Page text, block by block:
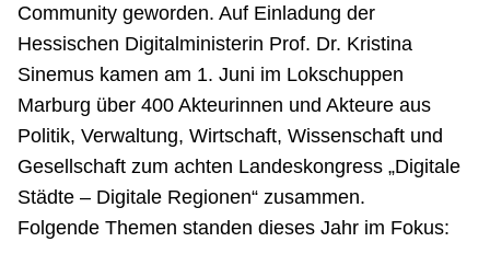
Communitygeworden. Auf Einladung der
Hessischen Digitalministerin Prof. Dr. Kristina
Sinemus kamen am 1. Juni im Lokschuppen
Marburg über 400 Akteurinnen und Akteure aus
Politik, Verwaltung, Wirtschaft, Wissenschaft und
Gesellschaft zum achten Landeskongress „Digitale
Städte – Digitale Regionen“ zusammen.
Folgende Themen standen dieses Jahr im Fokus: